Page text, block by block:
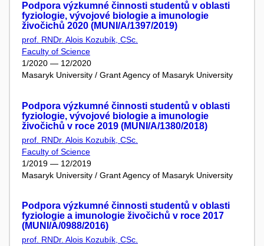
Podpora výzkumné činnosti studentů v oblasti
fyziologie, vývojové biologie a imunologie
živočichů 2020 (MUNI/A/1397/2019)
prof. RNDr. Alois Kozubík, CSc.
Faculty of Science
1/2020 — 12/2020
Masaryk University / Grant Agency of Masaryk University
Podpora výzkumné činnosti studentů v oblasti
fyziologie, vývojové biologie a imunologie
živočichů v roce 2019 (MUNI/A/1380/2018)
prof. RNDr. Alois Kozubík, CSc.
Faculty of Science
1/2019 — 12/2019
Masaryk University / Grant Agency of Masaryk University
Podpora výzkumné činnosti studentů v oblasti
fyziologie a imunologie živočichů v roce 2017
(MUNI/A/0988/2016)
prof. RNDr. Alois Kozubík, CSc.